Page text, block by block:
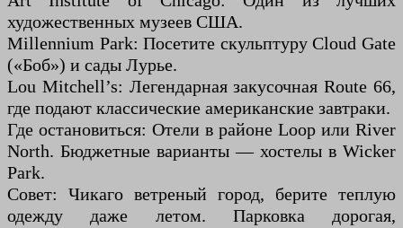
художественных музеев США.
Millennium Park: Посетите скульптуру Cloud Gate
(«Боб») и сады Лурье.
Lou Mitchell’s: Легендарная закусочная Route 66,
где подают классические американские завтраки.
Где остановиться: Отели в районе Loop или River
North. Бюджетные варианты — хостелы в Wicker
Park.
Совет: Чикаго ветреный город, берите теплую
одежду даже летом. Парковка дорогая,